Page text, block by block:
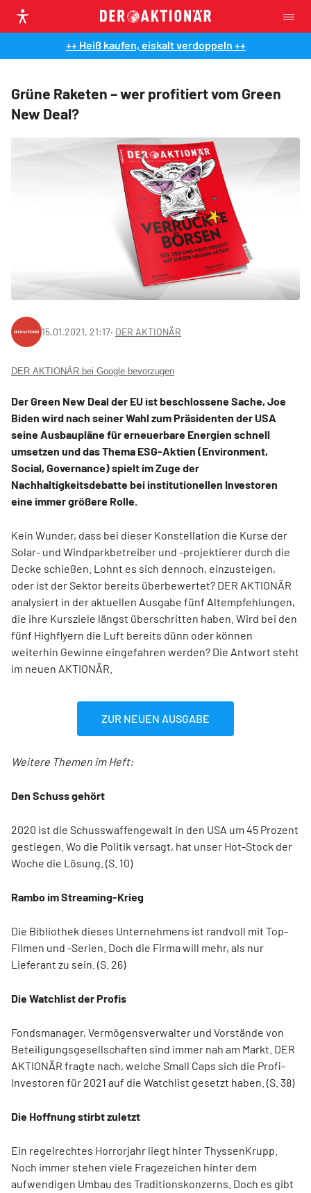
++ Heiß kaufen, eiskalt verdoppeln ++
Grüne Raketen – wer profitiert vom Green
New Deal?
15.01.2021, 21:17‧ DER AKTIONÄR
DER AKTIONÄR bei Google bevorzugen
Der Green New Deal der EU ist beschlossene Sache, Joe
Biden wird nach seiner Wahl zum Präsidenten der USA
seine Ausbaupläne für erneuerbare Energien schnell
umsetzen und das Thema ESG-Aktien (Environment,
Social, Governance) spielt im Zuge der
Nachhaltigkeitsdebatte bei institutionellen Investoren
eine immer größere Rolle.
Kein Wunder, dass bei dieser Konstellation die Kurse der
Solar- und Windparkbetreiber und -projektierer durch die
Decke schießen. Lohnt es sich dennoch, einzusteigen,
oder ist der Sektor bereits überbewertet? DER AKTIONÄR
analysiert in der aktuellen Ausgabe fünf Altempfehlungen,
die ihre Kursziele längst überschritten haben. Wird bei den
fünf Highflyern die Luft bereits dünn oder können
weiterhin Gewinne eingefahren werden? Die Antwort steht
im neuen AKTIONÄR.
ZUR NEUEN AUSGABE
Weitere Themen im Heft:
Den Schuss gehört
2020 ist die Schusswaffengewalt in den USA um 45 Prozent
gestiegen. Wo die Politik versagt, hat unser Hot-Stock der
Woche die Lösung. (S. 10)
Rambo im Streaming-Krieg
Die Bibliothek dieses Unternehmens ist randvoll mit Top-
Filmen und -Serien. Doch die Firma will mehr, als nur
Lieferant zu sein. (S. 26)
Die Watchlist der Profis
Fondsmanager, Vermögensverwalter und Vorstände von
Beteiligungsgesellschaften sind immer nah am Markt. DER
AKTIONÄR fragte nach, welche Small Caps sich die Profi-
Investoren für 2021 auf die Watchlist gesetzt haben. (S. 38)
Die Hoffnung stirbt zuletzt
Ein regelrechtes Horrorjahr liegt hinter ThyssenKrupp.
Noch immer stehen viele Fragezeichen hinter dem
aufwendigen Umbau des Traditionskonzerns. Doch es gibt